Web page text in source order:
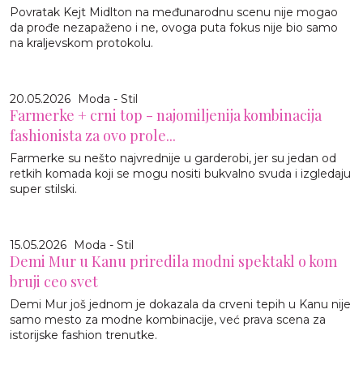
Povratak Kejt Midlton na međunarodnu scenu nije mogao
da prođe nezapaženo i ne, ovoga puta fokus nije bio samo
na kraljevskom protokolu.
20.05.2026 Moda - Stil
Farmerke + crni top - najomiljenija kombinacija
fashionista za ovo prole...
Farmerke su nešto najvrednije u garderobi, jer su jedan od
retkih komada koji se mogu nositi bukvalno svuda i izgledaju
super stilski.
15.05.2026 Moda - Stil
Demi Mur u Kanu priredila modni spektakl o kom
bruji ceo svet
Demi Mur još jednom je dokazala da crveni tepih u Kanu nije
samo mesto za modne kombinacije, već prava scena za
istorijske fashion trenutke.